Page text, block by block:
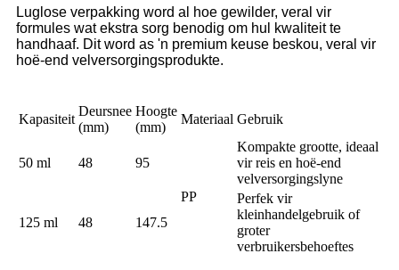
Luglose verpakking word al hoe gewilder, veral vir
formules wat ekstra sorg benodig om hul kwaliteit te
handhaaf. Dit word as 'n premium keuse beskou, veral vir
hoë-end velversorgingsprodukte.
Kapasiteit
Deursnee
(mm)
Hoogte
(mm)
Materiaal Gebruik
50 ml 48 95
PP
Kompakte grootte, ideaal
vir reis en hoë-end
velversorgingslyne
125 ml 48 147.5
Perfek vir
kleinhandelgebruik of
groter
verbruikersbehoeftes